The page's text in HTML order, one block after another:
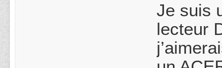
Je suis
lecteur